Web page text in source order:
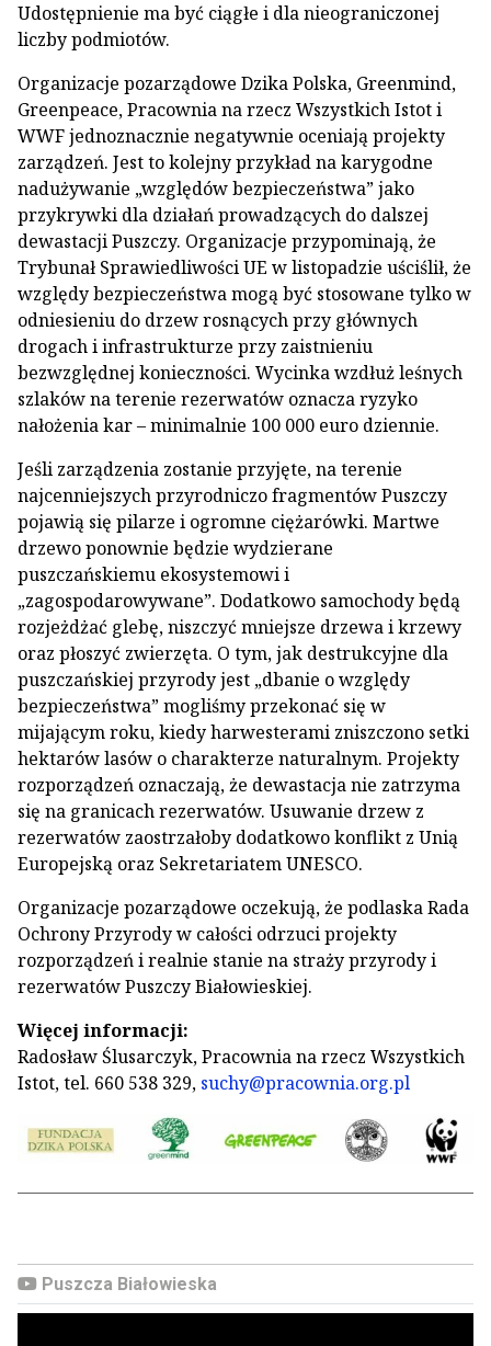
Udostępnienie ma być ciągłe i dla nieograniczonej
liczby podmiotów.
Organizacje pozarządowe Dzika Polska, Greenmind,
Greenpeace, Pracownia na rzecz Wszystkich Istot i
WWF jednoznacznie negatywnie oceniają projekty
zarządzeń. Jest to kolejny przykład na karygodne
nadużywanie „względów bezpieczeństwa” jako
przykrywki dla działań prowadzących do dalszej
dewastacji Puszczy. Organizacje przypominają, że
Trybunał Sprawiedliwości UE w listopadzie uściślił, że
względy bezpieczeństwa mogą być stosowane tylko w
odniesieniu do drzew rosnących przy głównych
drogach i infrastrukturze przy zaistnieniu
bezwzględnej konieczności. Wycinka wzdłuż leśnych
szlaków na terenie rezerwatów oznacza ryzyko
nałożenia kar – minimalnie 100 000 euro dziennie.
Jeśli zarządzenia zostanie przyjęte, na terenie
najcenniejszych przyrodniczo fragmentów Puszczy
pojawią się pilarze i ogromne ciężarówki. Martwe
drzewo ponownie będzie wydzierane
puszczańskiemu ekosystemowi i
„zagospodarowywane”. Dodatkowo samochody będą
rozjeżdżać glebę, niszczyć mniejsze drzewa i krzewy
oraz płoszyć zwierzęta. O tym, jak destrukcyjne dla
puszczańskiej przyrody jest „dbanie o względy
bezpieczeństwa” mogliśmy przekonać się w
mijającym roku, kiedy harwesterami zniszczono setki
hektarów lasów o charakterze naturalnym. Projekty
rozporządzeń oznaczają, że dewastacja nie zatrzyma
się na granicach rezerwatów. Usuwanie drzew z
rezerwatów zaostrzałoby dodatkowo konflikt z Unią
Europejską oraz Sekretariatem UNESCO.
Organizacje pozarządowe oczekują, że podlaska Rada
Ochrony Przyrody w całości odrzuci projekty
rozporządzeń i realnie stanie na straży przyrody i
rezerwatów Puszczy Białowieskiej.
Więcej informacji:
Radosław Ślusarczyk, Pracownia na rzecz Wszystkich
Istot, tel. 660 538 329, suchy@pracownia.org.pl
Puszcza Białowieska